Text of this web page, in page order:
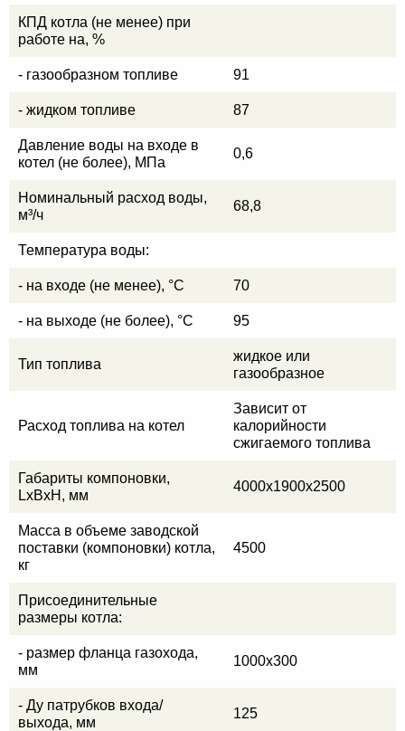
КПД котла (не менее) при
работе на, %
- газообразном топливе 91
- жидком топливе 87
Давление воды на входе в
котел (не более), МПа
0,6
Номинальный расход воды,
м³/ч
68,8
Температура воды:
- на входе (не менее), °C 70
- на выходе (не более), °C 95
Тип топлива
жидкое или
газообразное
Расход топлива на котел
Зависит от
калорийности
сжигаемого топлива
Габариты компоновки,
LхВхH, мм
4000х1900х2500
Масса в объеме заводской
поставки (компоновки) котла,
кг
4500
Присоединительные
размеры котла:
- размер фланца газохода,
мм
1000х300
- Ду патрубков входа/
выхода, мм
125